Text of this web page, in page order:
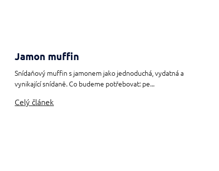
Jamon muffin
Snídaňový muffin s jamonem jako jednoduchá, vydatná a
vynikající snídaně. Co budeme potřebovat: pe...
Celý článek